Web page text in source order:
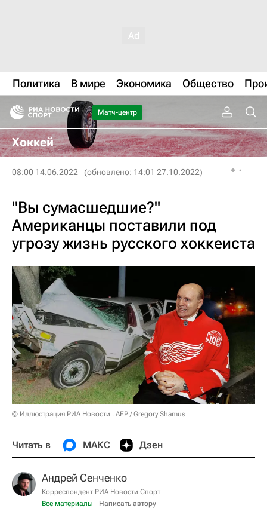
Политика В мире Экономика Общество
Матч-центр
Хоккей
08:00 14.06.2022 (обновлено: 14:01 27.10.2022)
"Вы сумасшедшие?"
Американцы поставили под
угрозу жизнь русского хоккеиста
© Иллюстрация РИА Новости . AFP / Gregory Shamus
Читать в МАКС Дзен
Андрей Сенченко
Корреспондент РИА Новости Спорт
Все материалы
Написать автору